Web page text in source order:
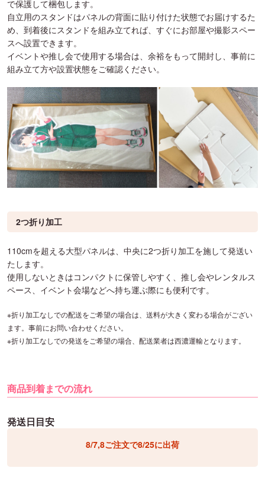
で保護して梱包します。
自立用のスタンドはパネルの背面に貼り付けた状態でお届けするた
め、到着後にスタンドを組み立てれば、すぐにお部屋や撮影スペー
スへ設置できます。
イベントや推し会で使用する場合は、余裕をもって開封し、事前に
組み立て方や設置状態をご確認ください。
2つ折り加工
110cmを超える大型パネルは、中央に2つ折り加工を施して発送い
たします。
使用しないときはコンパクトに保管しやすく、推し会やレンタルス
ペース、イベント会場などへ持ち運ぶ際にも便利です。
※折り加工なしでの配送をご希望の場合は、送料が大きく変わる場合がござい
ます。事前にお問い合わせください。
※折り加工なしでの発送をご希望の場合、配送業者は西濃運輸となります。
商品到着までの流れ
発送日目安